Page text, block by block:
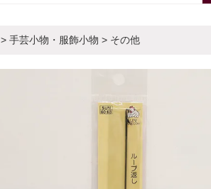
> 手芸小物・服飾小物 > その他